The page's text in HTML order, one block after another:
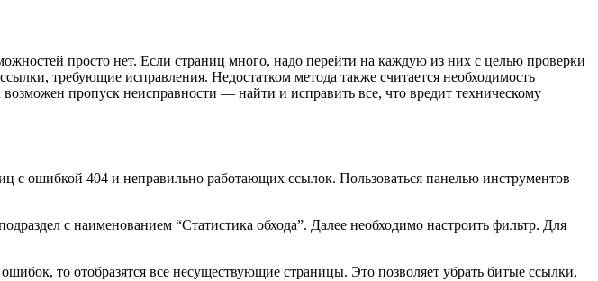
просто нет. Если страниц много, надо перейти на каждую из них с целью проверки
требующие исправления. Недостатком метода также считается необходимость
пропуск неисправности — найти и исправить все, что вредит техническому
с ошибкой 404 и неправильно работающих ссылок. Пользоваться панелью инструментов
с наименованием “Статистика обхода”. Далее необходимо настроить фильтр. Для
то отобразятся все несуществующие страницы. Это позволяет убрать битые ссылки,